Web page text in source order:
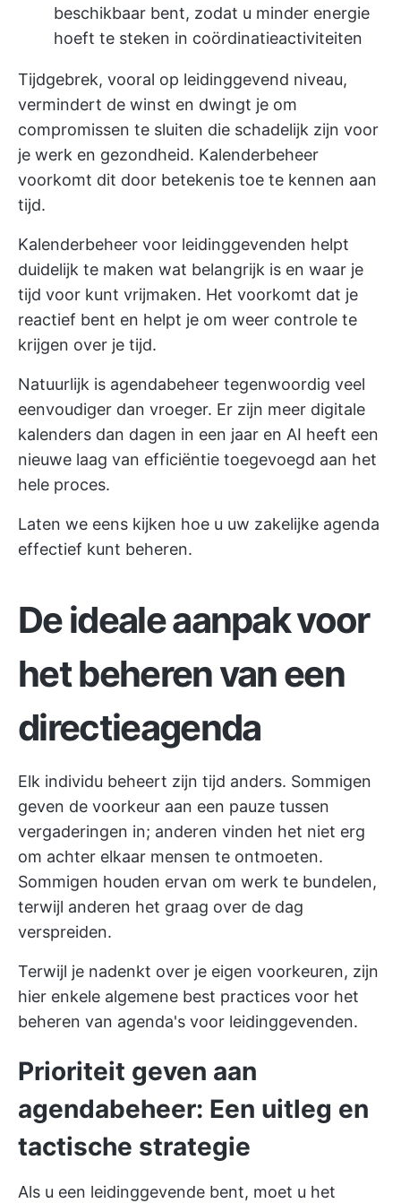
beschikbaar bent, zodat u minder energie
hoeft te steken in coördinatieactiviteiten
Tijdgebrek, vooral op leidinggevend niveau,
vermindert de winst en dwingt je om
compromissen te sluiten die schadelijk zijn voor
je werk en gezondheid. Kalenderbeheer
voorkomt dit door betekenis toe te kennen aan
tijd.
Kalenderbeheer voor leidinggevenden helpt
duidelijk te maken wat belangrijk is en waar je
tijd voor kunt vrijmaken. Het voorkomt dat je
reactief bent en helpt je om weer controle te
krijgen over je tijd.
Natuurlijk is agendabeheer tegenwoordig veel
eenvoudiger dan vroeger. Er zijn meer digitale
kalenders dan dagen in een jaar en AI heeft een
nieuwe laag van efficiëntie toegevoegd aan het
hele proces.
Laten we eens kijken hoe u uw zakelijke agenda
effectief kunt beheren.
De ideale aanpak voor
het beheren van een
directieagenda
Elk individu beheert zijn tijd anders. Sommigen
geven de voorkeur aan een pauze tussen
vergaderingen in; anderen vinden het niet erg
om achter elkaar mensen te ontmoeten.
Sommigen houden ervan om werk te bundelen,
terwijl anderen het graag over de dag
verspreiden.
Terwijl je nadenkt over je eigen voorkeuren, zijn
hier enkele algemene best practices voor het
beheren van agenda's voor leidinggevenden.
Prioriteit geven aan
agendabeheer: Een uitleg en
tactische strategie
Als u een leidinggevende bent, moet u het